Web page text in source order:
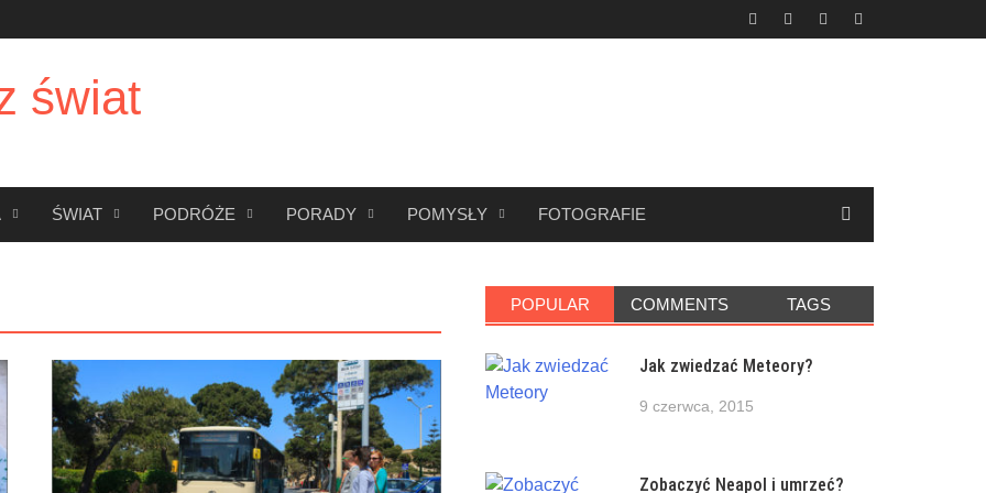
świat
ŚWIAT PODRÓŻE PORADY POMYSŁY FOTOGRAFIE
POPULAR COMMENTS TAGS
Jak zwiedzać Meteory?
9 czerwca, 2015
Zobaczyć Neapol i umrzeć?